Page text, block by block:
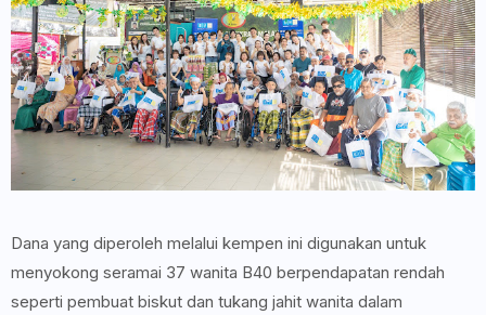
Dana yang diperoleh melalui kempen ini digunakan untuk
menyokong seramai 37 wanita B40 berpendapatan rendah
seperti pembuat biskut dan tukang jahit wanita dalam